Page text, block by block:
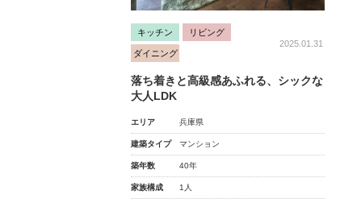
キッチン リビング
ダイニング
2025.01.31
落ち着きと高級感あふれる、シックな
大人LDK
エリア 兵庫県
建築タイプ マンション
築年数 40年
家族構成 1人